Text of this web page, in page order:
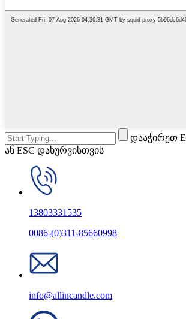
დააჭირეთ
ან ESC დახურვისთვის
13803331535
0086-(0)311-85660998
info@allincandle.com